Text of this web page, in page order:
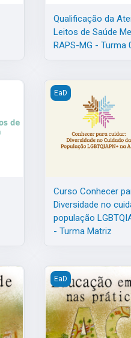
Qualificação da
Leitos de Saúde
RAPS-MG - Turma
0726de Saúde Mental na RAPS-
Curso Conhecer
EaD
Curso Conhecer
Diversidade no
população
- Turma Matriz
na APS - Turma 0126
do ACS - Turma 0626
Educação em
EaD